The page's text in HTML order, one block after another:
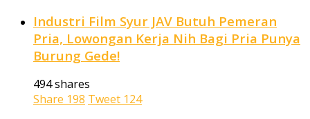
Industri Film Syur JAV Butuh Pemeran
Pria, Lowongan Kerja Nih Bagi Pria Punya
Burung Gede!
494 shares
Share 198 Tweet 124